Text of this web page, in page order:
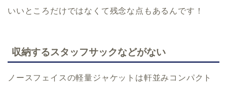
いいところだけではなくて残念な点もあるんです！
収納するスタッフサックなどがない
ノースフェイスの軽量ジャケットは軒並みコンパクト